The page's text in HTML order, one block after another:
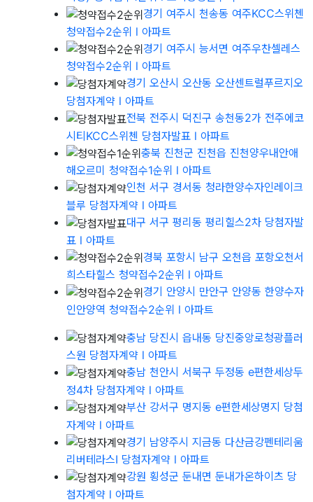
경기 여주시 천송동 여주KCC스위첸
청약접수2순위 l 아파트
경기 여주시 능서면 여주우찬셀레스
청약접수2순위 l 아파트
경기 오산시 오산동 오산센트럴푸르지오
당첨자계약 l 아파트
전북 전주시 덕진구 송천동2가 전주에코
시티KCC스위첸 당첨자발표 l 아파트
충북 진천군 진천읍 진천양우내안애
해오르미 청약접수1순위 l 아파트
인천 서구 경서동 청라한양수자인레이크
블루 당첨자계약 l 아파트
대구 서구 평리동 평리힐스2차 당첨자발
표 l 아파트
경북 포항시 남구 오천읍 포항오천서
희스타힐스 청약접수2순위 l 아파트
경기 안양시 만안구 안양동 한양수자
인안양역 청약접수2순위 l 아파트
충남 당진시 읍내동 당진중앙로청광플러
스원 당첨자계약 l 아파트
충남 천안시 서북구 두정동 e편한세상두
정4차 당첨자계약 l 아파트
부산 강서구 명지동 e편한세상명지 당첨
자계약 l 아파트
경기 남양주시 지금동 다산금강펜테리움
리버테라스I 당첨자계약 l 아파트
강원 횡성군 둔내면 둔내가온하이츠 당
첨자계약 l 아파트